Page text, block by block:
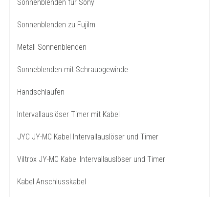
Sonnenblenden für Sony
Sonnenblenden zu Fujilm
Metall Sonnenblenden
Sonneblenden mit Schraubgewinde
Handschlaufen
Intervallauslöser Timer mit Kabel
JYC JY-MC Kabel Intervallauslöser und Timer
Viltrox JY-MC Kabel Intervallauslöser und Timer
Kabel Anschlusskabel